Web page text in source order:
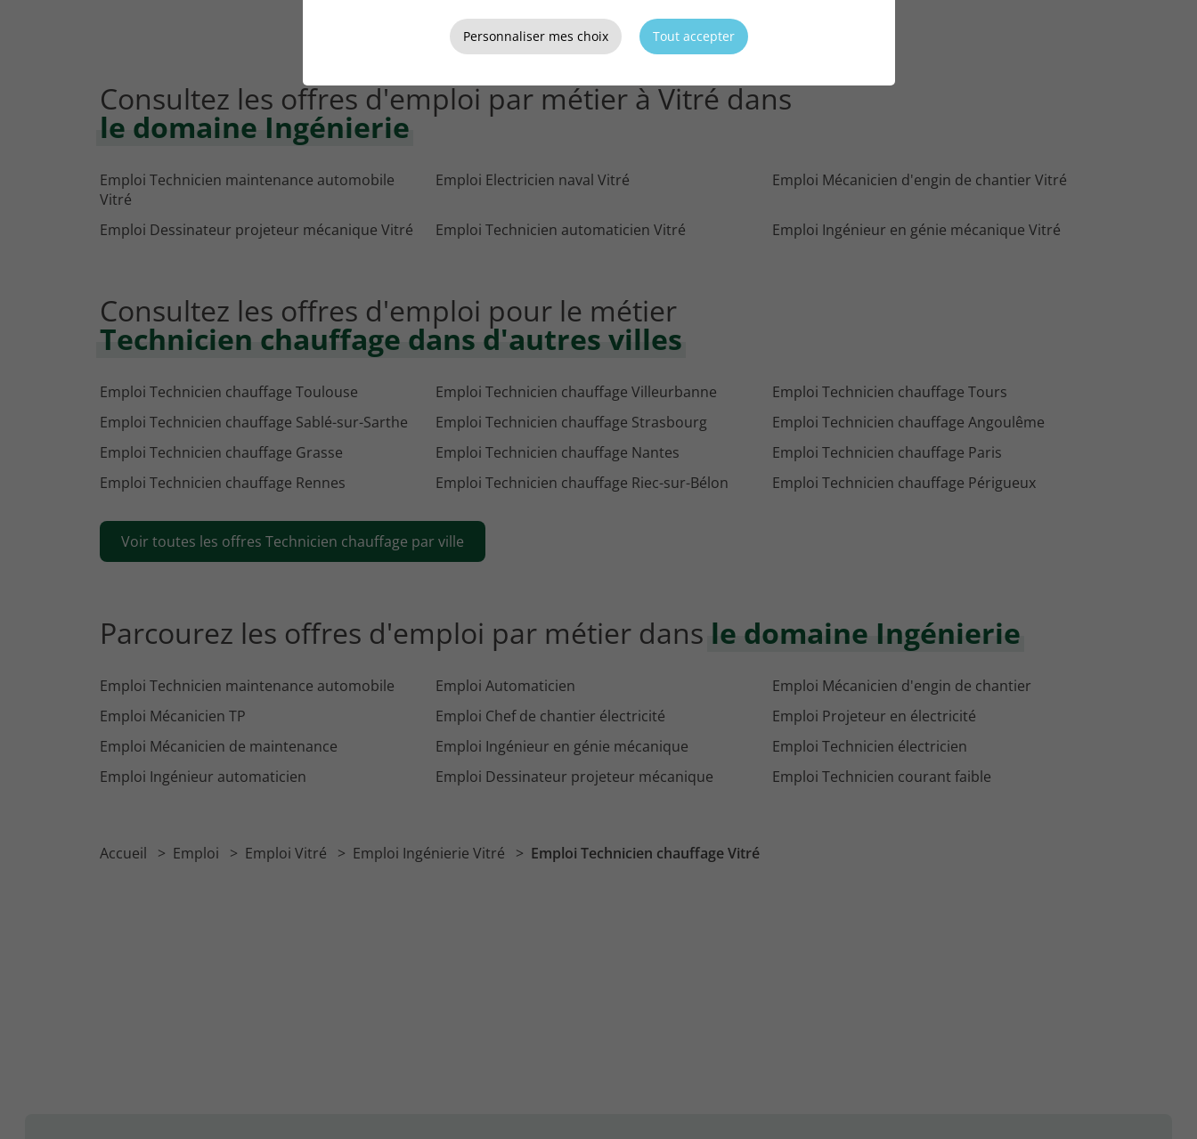
Consultez les offres d'emploi par métier à Vitré dans
le domaine Ingénierie
Emploi Technicien maintenance automobile
Vitré
Emploi Electricien naval Vitré Emploi Mécanicien d'engin de chantier Vitré
Emploi Dessinateur projeteur mécanique Vitré Emploi Technicien automaticien Vitré Emploi Ingénieur en génie mécanique Vitré
Consultez les offres d'emploi pour le métier
Technicien chauffage dans d'autres villes
Emploi Technicien chauffage Toulouse Emploi Technicien chauffage Villeurbanne
Emploi Technicien chauffage Tours
Emploi Technicien chauffage Sablé-sur-Sarthe
Emploi Technicien chauffage Strasbourg
Emploi Technicien chauffage Angoulême
Emploi Technicien chauffage Grasse
Emploi Technicien chauffage Nantes
Emploi Technicien chauffage Paris
Emploi Technicien chauffage Rennes
Emploi Technicien chauffage Riec-sur-Bélon Emploi Technicien chauffage Périgueux
Voir toutes les offres Technicien chauffage par ville
Parcourez les offres d'emploi par métier dans le domaine Ingénierie
Emploi Technicien maintenance automobile Emploi Automaticien
Emploi Mécanicien d'engin de chantier
Emploi Mécanicien TP
Emploi Chef de chantier électricité
Emploi Projeteur en électricité
Emploi Mécanicien de maintenance
Emploi Ingénieur en génie mécanique
Emploi Technicien électricien
Emploi Ingénieur automaticien
Emploi Dessinateur projeteur mécanique Emploi Technicien courant faible
Accueil Emploi Emploi Vitré Emploi Ingénierie Vitré Emploi Technicien chauffage Vitré
Personnaliser mes choix Tout accepter